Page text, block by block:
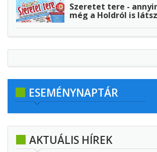
Szeretet tere -
még a Holdról is
ESEMÉNYNAPTÁR
AKTUÁLIS HÍREK